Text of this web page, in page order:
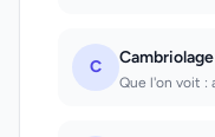
C Cambriolage